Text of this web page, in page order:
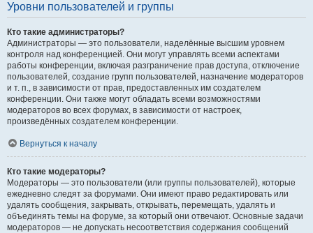
Уровни пользователей и группы
Кто такие администраторы?
Администраторы — это пользователи, наделённые высшим уровнем
контроля над конференцией. Они могут управлять всеми аспектами
работы конференции, включая разграничение прав доступа, отключение
пользователей, создание групп пользователей, назначение модераторов
и т. п., в зависимости от прав, предоставленных им создателем
конференции. Они также могут обладать всеми возможностями
модераторов во всех форумах, в зависимости от настроек,
произведённых создателем конференции.
Вернуться к началу
Кто такие модераторы?
Модераторы — это пользователи (или группы пользователей), которые
ежедневно следят за форумами. Они имеют право редактировать или
удалять сообщения, закрывать, открывать, перемещать, удалять и
объединять темы на форуме, за который они отвечают. Основные задачи
модераторов — не допускать несоответствия содержания сообщений